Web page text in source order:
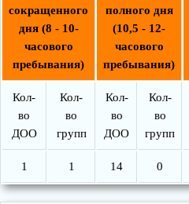
сокращенного
дня (8 - 10-
часового
пребывания)
полного дня
(10,5 - 12-
часового
пребывания)
Кол-
во
ДОО
Кол-
во
групп
Кол-
во
ДОО
Кол-
во
групп
1 1 14 0